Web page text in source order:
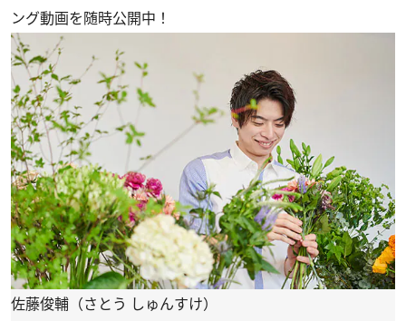
ング動画を随時公開中！
佐藤俊輔（さとう しゅんすけ）